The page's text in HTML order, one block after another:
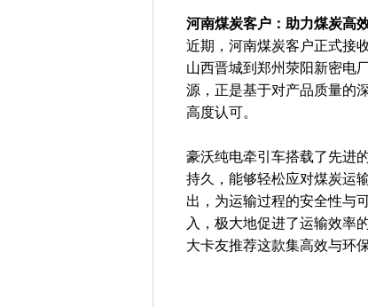
河南煤炭客户：助力煤炭高
近期，河南煤炭客户正式接
山西晋城到郑州荥阳新密电
源，正是基于对产品质量的
高度认可。
豪沃纯电牵引车搭载了先进
持久，能够轻松应对煤炭运
出，为运输过程的安全性与
入，极大地促进了运输效率
大卡友推荐这款集高效与环